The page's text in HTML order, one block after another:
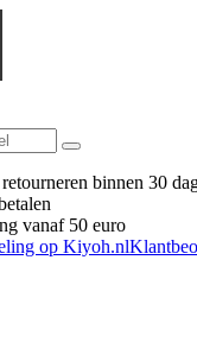
binnen 30
vanaf 50 euro